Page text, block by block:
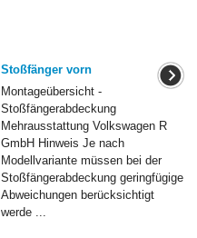
Stoßfänger vorn
Montageübersicht -
Stoßfängerabdeckung
Mehrausstattung Volkswagen R
GmbH Hinweis Je nach
Modellvariante müssen bei der
Stoßfängerabdeckung geringfügige
Abweichungen berücksichtigt
werde ...